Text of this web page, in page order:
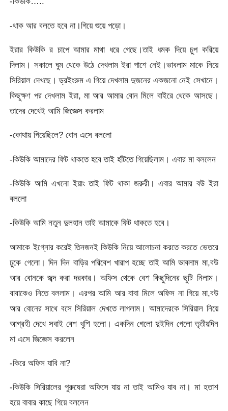
-থাক আর বলতে হবে না।গিয়ে শুয়ে পড়ো।
ইরার কিউকি র চাপে আমার মাথা ধরে গেছে।তাই ধমক দিয়ে চুপ করিয়ে
দিলাম। সকালে ঘুম থেকে উঠে দেখলাম ইরা পাশে নেই।ভাবলাম মাকে নিয়ে
সিরিয়াল দেখছে। ড্রইংরুম এ গিয়ে দেখলাম দুজনের একজনো নেই সেখানে।
কিছুক্ষণ পর দেখলাম ইরা, মা আর আমার বোন মিলে বাইরে থেকে আসছে।
তাদের দেখেই আমি জিজ্ঞেস করলাম
-কোথায় গিয়েছিলে? বোন এসে বললো
-কিউকি আমাদের ফিট থাকতে হবে তাই হাঁটতে গিয়েছিলাম। এবার মা বললেন
-কিউকি আমি এখনো ইয়াং তাই ফিট থাকা জরুরী। এবার আমার বউ ইরা
বললো
-কিউকি আমি নতুন দুলহান তাই আমাকে ফিট থাকতে হবে।
আমাকে ইগ্নোর করেই তিনজনই কিউকি নিয়ে আলোচনা করতে করতে ভেতরে
ঢুকে গেলো। দিন দিন বাড়ির পরিবেশ খারাপ হচ্ছে তাই আমি ভাবলাম মা,বউ
আর বোনকে জব্দ করা দরকার। অফিস থেকে বেশ কিছুদিনের ছুটি নিলাম।
বাবাকেও নিতে বললাম। এরপর আমি আর বাবা মিলে অফিস না গিয়ে মা,বউ
আর বোনের সাথে বসে সিরিয়াল দেখতে লাগলাম। আমাদেরকে সিরিয়াল নিয়ে
আগ্রহী দেখে সবাই বেশ খুশি হলো। একদিন গেলো দুইদিন গেলো তৃতীয়দিন
মা এসে জিজ্ঞেস করলেন
-কিরে অফিস যাবি না?
-কিউকি সিরিয়ালের পুরুষেরা অফিসে যায় না তাই আমিও যাব না। মা হতাশ
হয়ে বাবার কাছে গিয়ে বললেন